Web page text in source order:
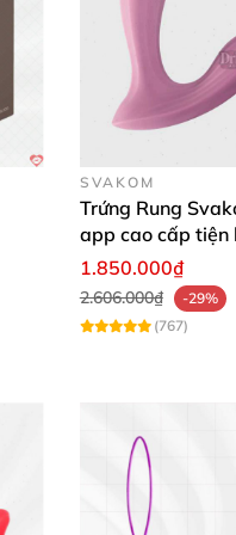
SVAKOM
Trứng Rung
app cao cấp tiện
1.850.000₫
2.606.000₫
-29%
(767)